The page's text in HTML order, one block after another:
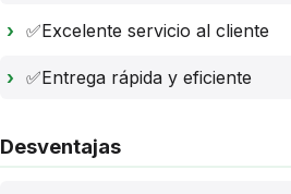
✅Excelente servicio al cliente
✅Entrega rápida y eficiente
Desventajas